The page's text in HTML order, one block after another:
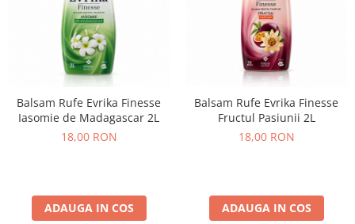
Balsam Rufe Evrika Finesse
Iasomie de Madagascar 2L
18,00 RON
ADAUGA IN COS
Balsam Rufe Evrika Finesse
Fructul Pasiunii 2L
18,00 RON
ADAUGA IN COS